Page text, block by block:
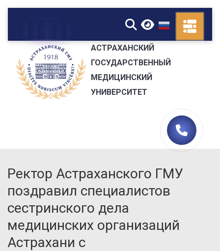
▼
АСТРАХАНСКИЙ
ГОСУДАРСТВЕННЫЙ
МЕДИЦИНСКИЙ
УНИВЕРСИТЕТ
Ректор Астраханского ГМУ
поздравил специалистов
сестринского дела
медицинских организаций
Астрахани с